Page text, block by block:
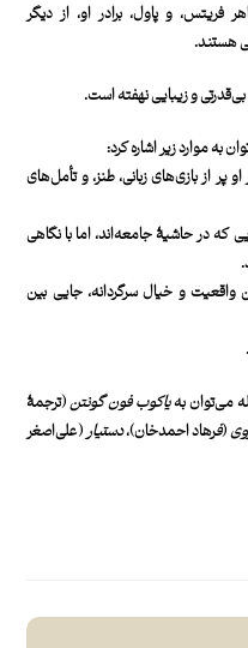
فریتس، و پاول، برادر او، از دیگر
هستند.
و زیبایی نهفته است.
به موارد زیر اشاره کرد:
پر از بازی‌های زبانی، طنز، و تأمل‌های
در حاشیۀ جامعه‌اند، اما با نگاهی
و خیال سرگردانه، جایی بین
می‌توان بهیاکوب فون گونتن(ترجمۀ
(فرهاد احمدخان)،دستیار(علی‌اصغر